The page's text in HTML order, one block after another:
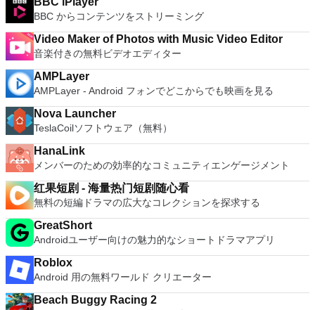
BBC からコンテンツをストリーミング
Video Maker of Photos with Music Video Editor
音楽付きの無料ビデオエディター
AMPLayer
AMPLayer - Android フォンでどこからでも映画を見る
Nova Launcher
TeslaCoilソフトウェア（無料）
HanaLink
メンバーのための効率的なコミュニティエンゲージメント
红果短剧 - 海量热门短剧随心看
無料の短編ドラマの広大なコレクションを探求する
GreatShort
Androidユーザー向けの魅力的なショートドラマアプリ
Roblox
Android 用の無料ワールド クリエーター
Beach Buggy Racing 2